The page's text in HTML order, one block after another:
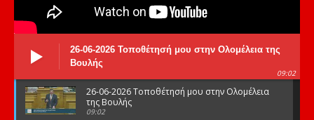
26-06-2026 Τοποθέτησή μου στην Ολομέλεια της
Βουλής
09:02
26-06-2026 Τοποθέτησή μου στην Ολομέλεια
της Βουλής
09:02